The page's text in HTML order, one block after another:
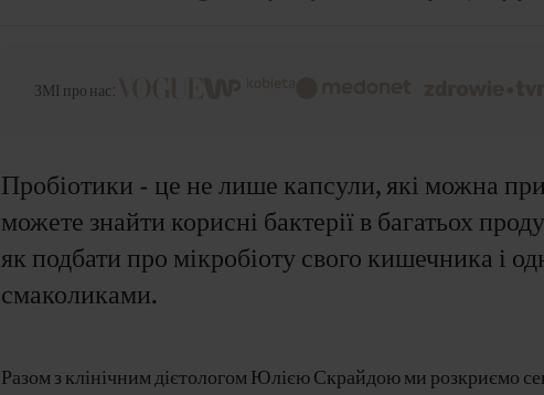
ЗМІ про нас:
Пробіотики - це не лише капсули, які можна
можете знайти корисні бактерії в багатьох
як подбати про мікробіоту свого кишечника і
смаколиками.
Разом з клінічним дієтологом Юлією Скрайдою ми розкриємо